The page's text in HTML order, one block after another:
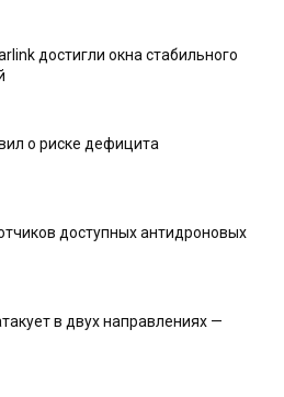
достигли окна стабильного
о риске дефицита
доступных антидроновых
в двух направлениях —